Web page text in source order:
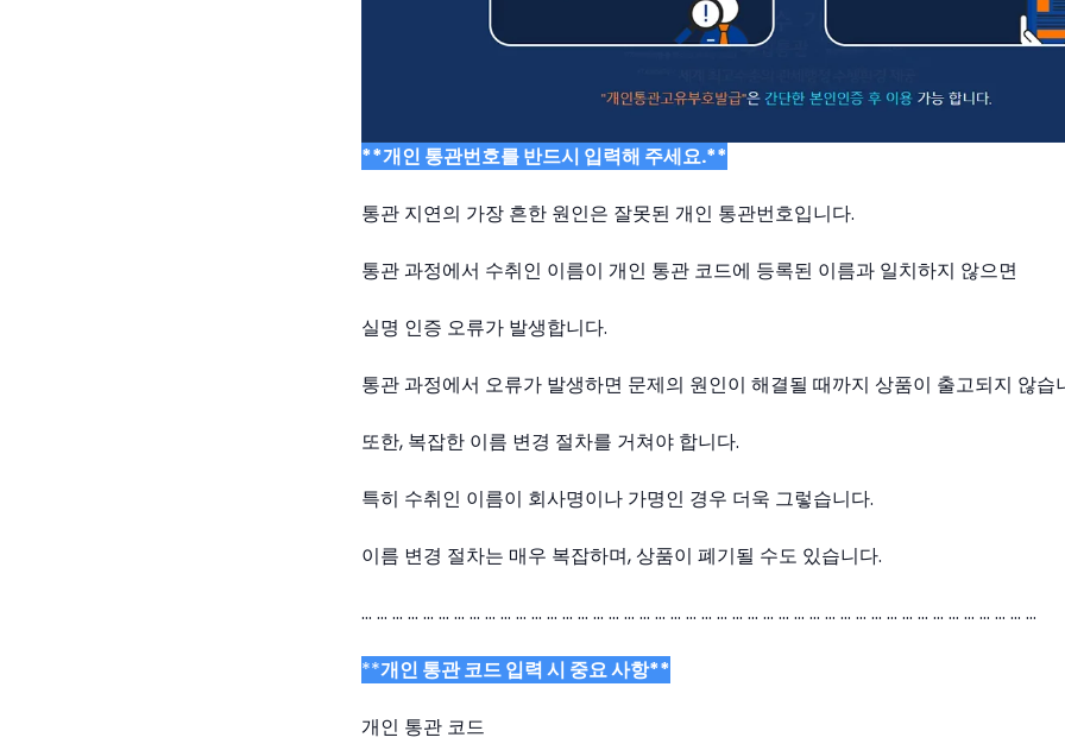
**개인 통관번호를 반드시 입력해 주세요.**
통관 지연의 가장 흔한 원인은 잘못된 개인 통관번호입니다.
통관 과정에서 수취인 이름이 개인 통관 코드에 등록된 이름과 일치하지 않으면
실명 인증 오류가 발생합니다.
통관 과정에서 오류가 발생하면 문제의 원인이 해결될 때까지 상품이 출고되지 않습
또한, 복잡한 이름 변경 절차를 거쳐야 합니다.
특히 수취인 이름이 회사명이나 가명인 경우 더욱 그렇습니다.
이름 변경 절차는 매우 복잡하며, 상품이 폐기될 수도 있습니다.
… … … … … … … … … … … … … … … … … … … … … … … … … … … … … … … … … … … … … … … … … … … …
**개인 통관 코드 입력 시 중요 사항**
개인 통관 코드